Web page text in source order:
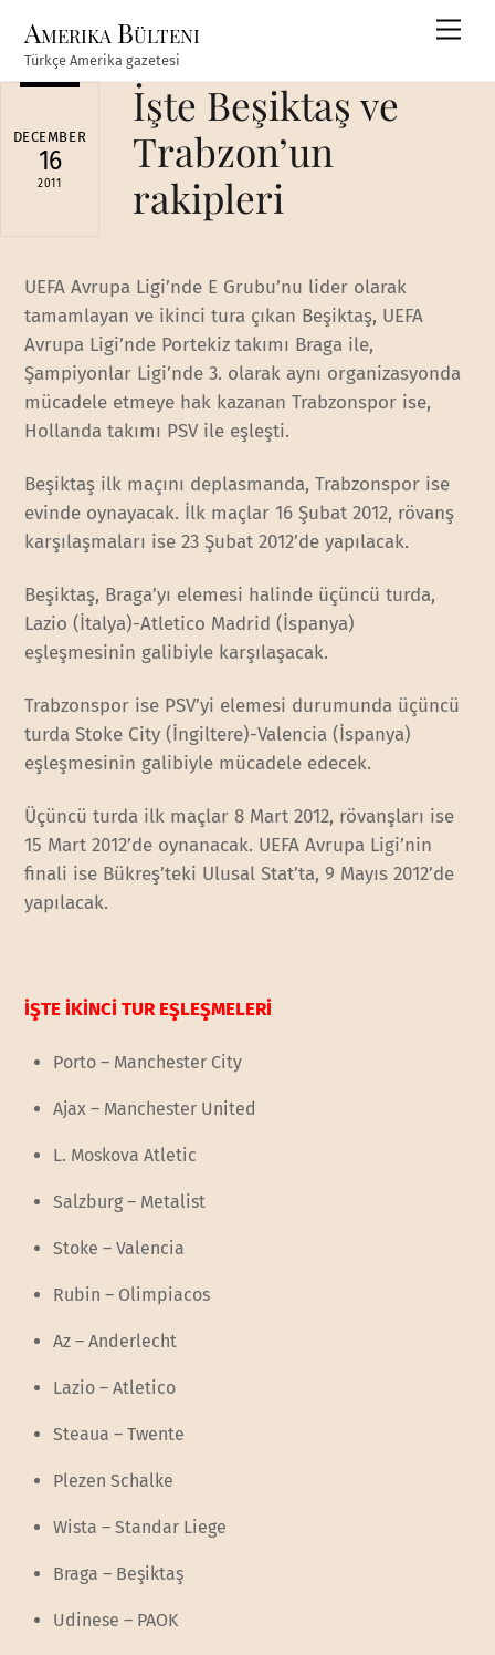
content
Amerika Bülteni
Türkçe Amerika gazetesi
DECEMBER
16
2011
İşte Beşiktaş ve
Trabzon’un
rakipleri
UEFA Avrupa Ligi’nde E Grubu’nu lider olarak
tamamlayan ve ikinci tura çıkan Beşiktaş, UEFA
Avrupa Ligi’nde Portekiz takımı Braga ile,
Şampiyonlar Ligi’nde 3. olarak aynı organizasyonda
mücadele etmeye hak kazanan Trabzonspor ise,
Hollanda takımı PSV ile eşleşti.
Beşiktaş ilk maçını deplasmanda, Trabzonspor ise
evinde oynayacak. İlk maçlar 16 Şubat 2012, rövanş
karşılaşmaları ise 23 Şubat 2012’de yapılacak.
Beşiktaş, Braga’yı elemesi halinde üçüncü turda,
Lazio (İtalya)-Atletico Madrid (İspanya)
eşleşmesinin galibiyle karşılaşacak.
Trabzonspor ise PSV’yi elemesi durumunda üçüncü
turda Stoke City (İngiltere)-Valencia (İspanya)
eşleşmesinin galibiyle mücadele edecek.
Üçüncü turda ilk maçlar 8 Mart 2012, rövanşları ise
15 Mart 2012’de oynanacak. UEFA Avrupa Ligi’nin
finali ise Bükreş’teki Ulusal Stat’ta, 9 Mayıs 2012’de
yapılacak.
İŞTE İKİNCİ TUR EŞLEŞMELERİ
Porto – Manchester City
Ajax – Manchester United
L. Moskova Atletic
Salzburg – Metalist
Stoke – Valencia
Rubin – Olimpiacos
Az – Anderlecht
Lazio – Atletico
Steaua – Twente
Plezen Schalke
Wista – Standar Liege
Braga – Beşiktaş
Udinese – PAOK